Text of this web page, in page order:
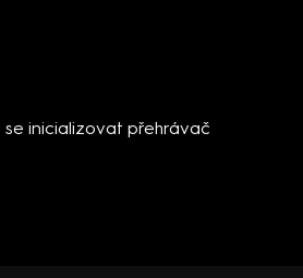
inicializovat přehrávač